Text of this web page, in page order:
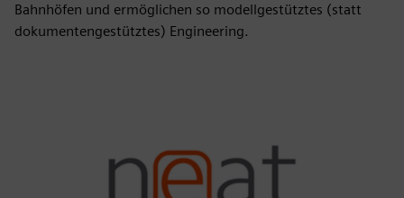
Bahnhöfen und ermöglichen so modellgestütztes (statt
dokumentengestütztes) Engineering.